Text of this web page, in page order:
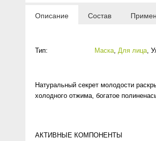
Anny Rey
Enjoy Care
Описание Состав
Тип: Маска, Для лица,
Натуральный секрет молодости
холодного отжима, богатое
АКТИВНЫЕ КОМПОНЕНТЫ